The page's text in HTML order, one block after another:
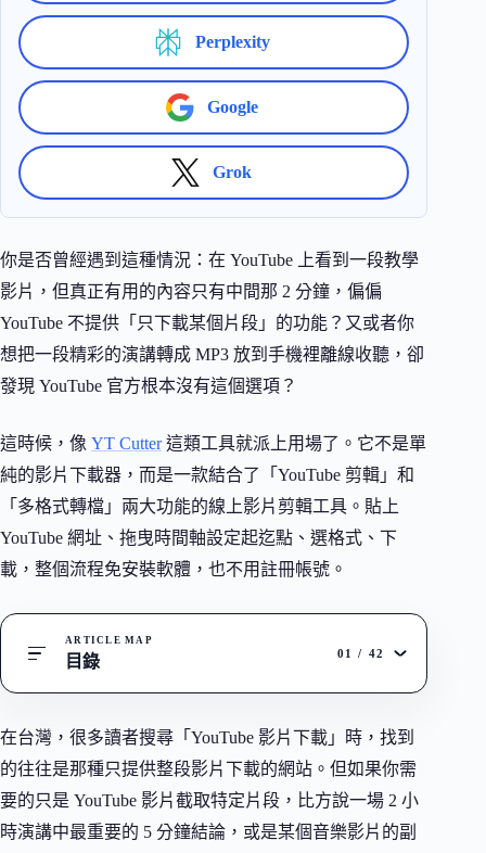
Perplexity
Google
Grok
你是否曾經遇到這種情況：在 YouTube 上看到一段教學
影片，但真正有用的內容只有中間那 2 分鐘，偏偏
YouTube 不提供「只下載某個片段」的功能？又或者你
想把一段精彩的演講轉成 MP3 放到手機裡離線收聽，卻
發現 YouTube 官方根本沒有這個選項？
這時候，像 YT Cutter這類工具就派上用場了。它不是單
純的影片下載器，而是一款結合了「YouTube 剪輯」和
「多格式轉檔」兩大功能的線上影片剪輯工具。貼上
YouTube 網址、拖曳時間軸設定起迄點、選格式、下
載，整個流程免安裝軟體，也不用註冊帳號。
ARTICLE MAP
目錄 01 / 42
在台灣，很多讀者搜尋「YouTube 影片下載」時，找到
的往往是那種只提供整段影片下載的網站。但如果你需
要的只是 YouTube 影片截取特定片段，比方說一場 2 小
時演講中最重要的 5 分鐘結論，或是某個音樂影片的副